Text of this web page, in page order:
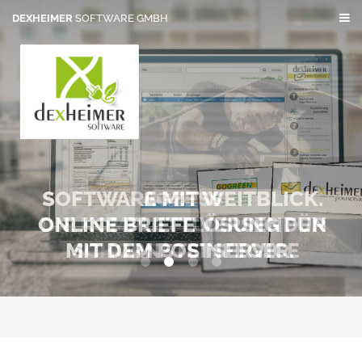
DEXHEIMER SOFTWARE GMBH
AGZESS
DIE KOMPLETTLÖSUNG FÜR
SCHORNSTEINFEGER.
SOFTWARE MIT WEITBLICK.
ONLINE BRIEFE VERSENDEN
MIT DEM POSTSERVICE
0 1 2 3